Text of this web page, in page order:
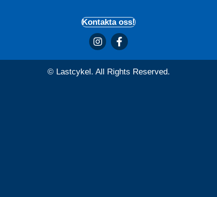
Kontakta oss!
© Lastcykel. All Rights Reserved.